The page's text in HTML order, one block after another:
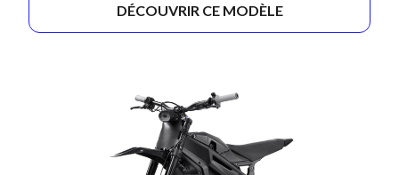
DÉCOUVRIR CE MODÈLE